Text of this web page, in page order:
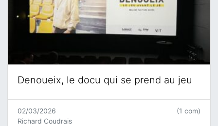
Denoueix, le docu qui se prend au jeu
02/03/2026
Richard Coudrais
(1 com)